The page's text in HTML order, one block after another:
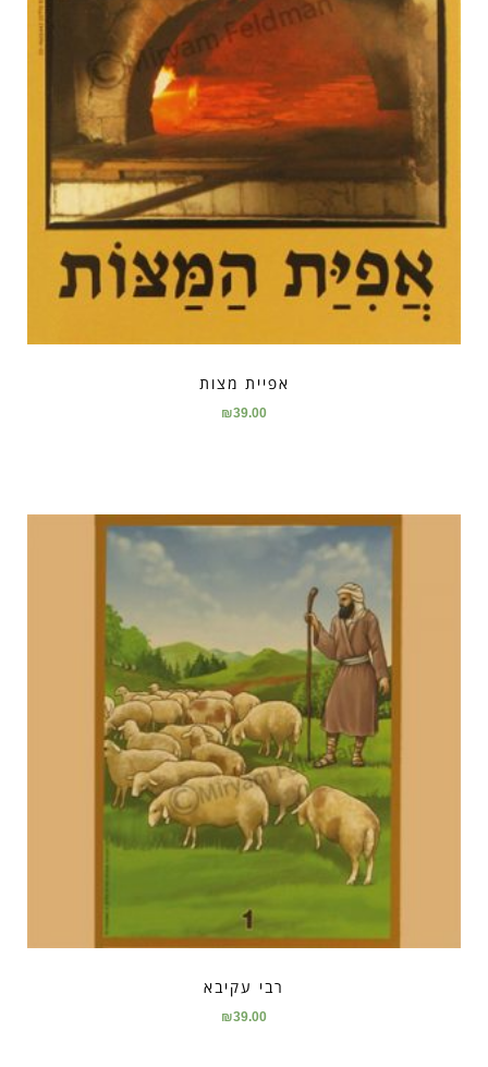
אפיית מצות
₪39.00
רבי עקיבא
₪39.00